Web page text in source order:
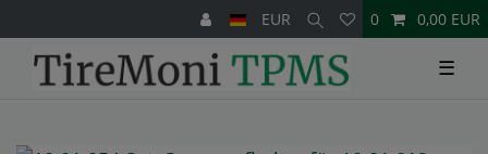
EUR 0 0,00 EUR
☰